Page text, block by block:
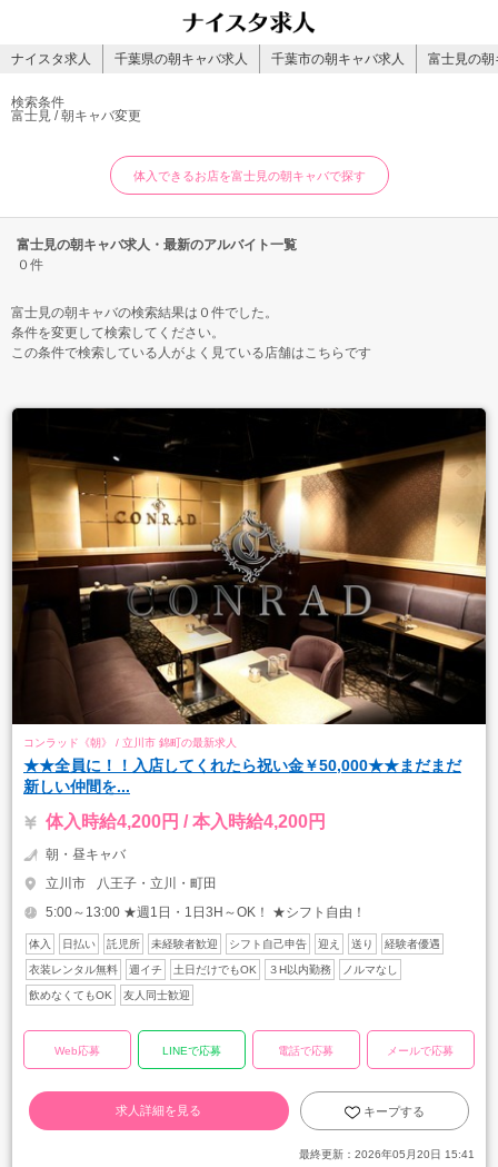
ナイスタ求人 千葉県の朝キャバ求人 千葉市の朝キャバ求人 富士見の
検索条件
富士見 / 朝キャバ変更
体入できるお店を富士見の朝キャバで探す
富士見の朝キャバ求人・最新のアルバイト一覧
０件
富士見の朝キャバの検索結果は０件でした。
条件を変更して検索してください。
この条件で検索している人がよく見ている店舗はこちらです
コンラッド《朝》 / 立川市 錦町の最新求人
★★全員に！！入店してくれたら祝い金￥50,000★★まだまだ
新しい仲間を...
体入時給4,200円 / 本入時給4,200円
朝・昼キャバ
立川市
八王子・立川・町田
5:00～13:00 ★週1日・1日3H～OK！ ★シフト自由！
体入 日払い 託児所 未経験者歓迎 シフト自己申告 迎え 送り 経験者優遇
衣装レンタル無料 週イチ 土日だけでもOK ３H以内勤務 ノルマなし
飲めなくてもOK 友人同士歓迎
Web応募 LINEで応募 電話で応募 メールで応募
求人詳細を見る キープする
最終更新： 2026年05月20日 15:41